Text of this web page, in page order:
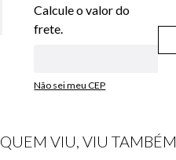
Não sei meu CEP
QUEM VIU, VIU TAMBÉM